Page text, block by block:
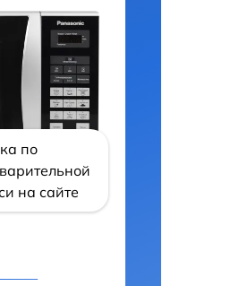
по
на сайте